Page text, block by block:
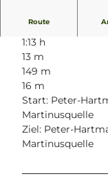
Route
1:13 h
13 m
149 m
16 m
Start: Peter-
Martinusquelle
Ziel: Peter-
Martinusquelle